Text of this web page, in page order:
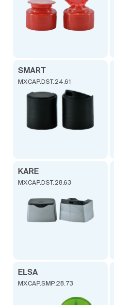
SMART
MXCAP.DST.24.61
KARE
MXCAP.DST.28.63
ELSA
MXCAP.SMP.28.73